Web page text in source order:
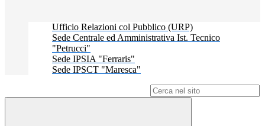
Ufficio Relazioni col Pubblico (URP)
Sede Centrale ed Amministrativa Ist. Tecnico
"Petrucci"
Sede IPSIA "Ferraris"
Sede IPSCT "Maresca"